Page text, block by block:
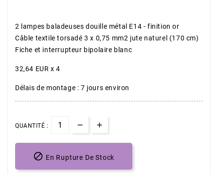
2 lampes baladeuses douille métal E14 - finition or
Câble textile torsadé 3 x 0,75 mm2 jute naturel (170 cm)
Fiche et interrupteur bipolaire blanc
32,64 EUR x 4
Délais de montage : 7 jours environ
QUANTITÉ :
 En Rupture De Stock